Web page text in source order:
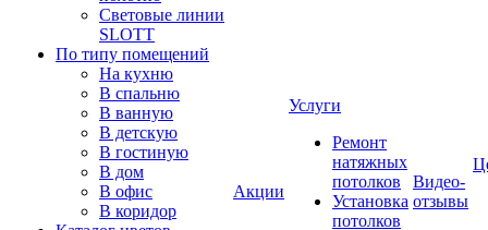
Световые линии
SLOTT
По типу помещений
На кухню
В спальню
В ванную
В детскую
В гостиную
В дом
В офис
В коридор
Акции
Услуги
Ремонт
натяжных
потолков
Установка
потолков
Видео-
отзывы